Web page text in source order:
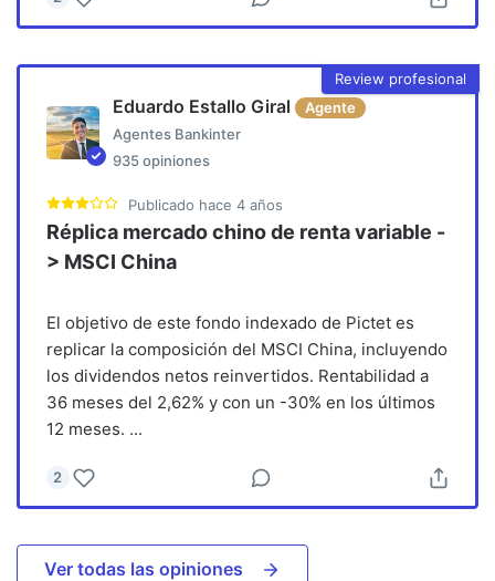
Review profesional
Eduardo Estallo Giral
Agente
Agentes Bankinter
935 opiniones
Publicado hace 4 años
Réplica mercado chino de renta variable -
> MSCI China
El objetivo de este fondo indexado de Pictet es
replicar la composición del MSCI China, incluyendo
los dividendos netos reinvertidos. Rentabilidad a
36 meses del 2,62% y con un -30% en los últimos
12 meses. ...
2
Ver todas las opiniones